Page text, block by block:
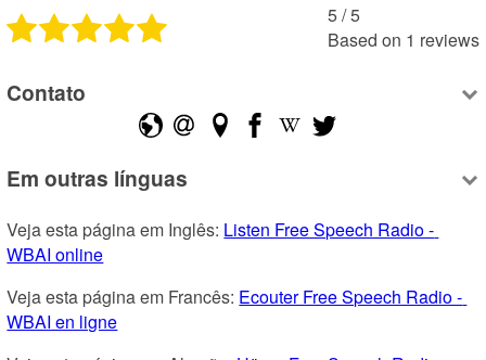
5 /5
Based on 1 reviews
Contato
Em outras línguas
Veja esta página em Inglês: Listen Free Speech Radio -
WBAI online
Veja esta página em Francês: Ecouter Free Speech Radio -
WBAI en ligne